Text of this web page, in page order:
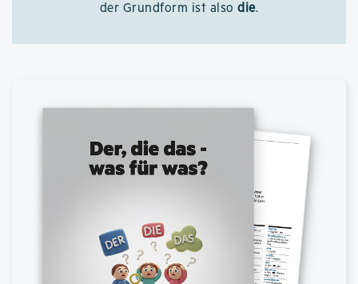
der Grundform ist alsodie.